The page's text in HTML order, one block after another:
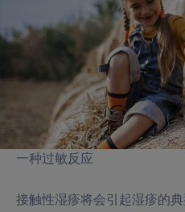
屑
一种过敏反应
接触性湿疹将会引起湿疹的